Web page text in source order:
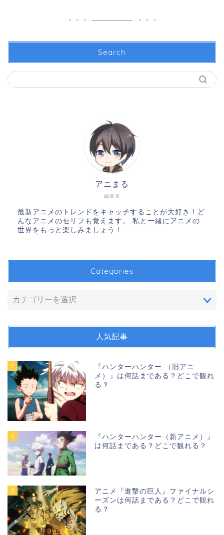
Search
編集長
アニまる
最新アニメのトレンドをキャッチすることが大好き！ど
んなアニメのセリフも覚えます。 私と一緒にアニメの
世界をもっと楽しみましょう！
Categories
人気記事
1
『ハンターハンター （旧アニ
メ）』は何話まである？どこで観れ
る？
2
『ハンターハンター（新アニメ）』
は何話まである？どこで観れる？
3
アニメ『進撃の巨人』ファイナルシ
ーズンは何話まである？どこで観れ
る？